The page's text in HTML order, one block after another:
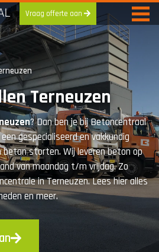
Vraag offerte aan
Terneuzen
? Dan ben je bij Betoncentraal
gespecialiseerd en vakkundig
beton storten. Wij leveren beton op
van maandag t/m vrijdag. Zo
in Terneuzen. Lees hier alles
en meer.